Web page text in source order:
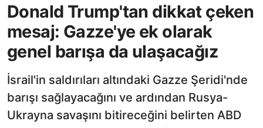
Donald Trump'tan dikkat çeken
mesaj: Gazze'ye ek olarak
genel barışa da ulaşacağız
İsrail'in saldırıları altındaki Gazze Şeridi'nde
barışı sağlayacağını ve ardından Rusya-
Ukrayna savaşını bitireceğini belirten ABD